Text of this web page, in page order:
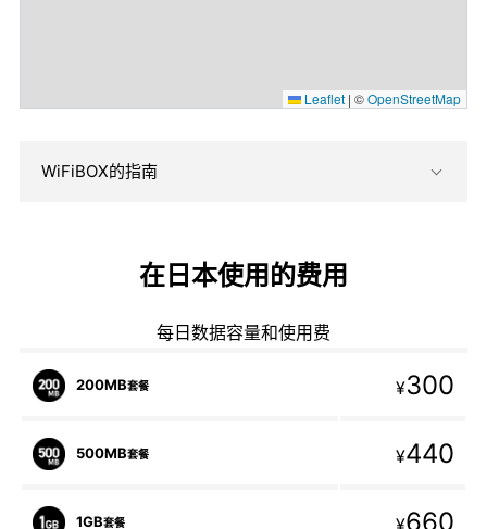
Leaflet | ©OpenStreetMap
WiFiBOX的指南
在日本使用的费用
每日数据容量和使用费
200MB套餐 ¥300
500MB套餐 ¥440
1GB套餐 660